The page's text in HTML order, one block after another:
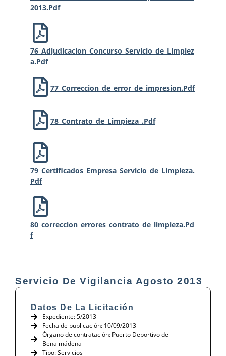
2013.pdf
76_Adjudicacion_Concurso_Servicio_de_Limpiez
A.pdf
77_Correccion_de_error_de_impresion.pdf
78_Contrato_de_Limpieza_.pdf
79_Certificados_Empresa_Servicio_de_Limpieza.
Pdf
80_correccion_errores_contrato_de_limpieza.pd
F
Servicio De Vigilancia Agosto 2013
Datos De La Licitación
Expediente: 5/2013
Fecha de publicación: 10/09/2013
Órgano de contratación: Puerto Deportivo de
Benalmádena
Tipo:Servicios